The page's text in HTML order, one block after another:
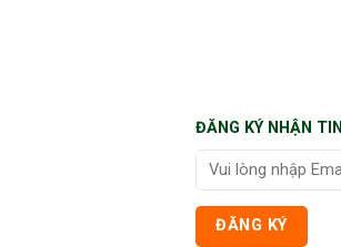
ĐĂNG KÝ NHẬN TIN